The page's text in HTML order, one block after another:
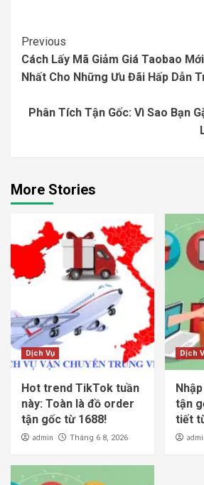
Continue
Reading
Previous
Cách Lấy Mã Giảm Giá Taobao
Nhất Cho Những Ưu Đãi Hấp Dẫn
Phân Tích Tận Gốc: Vì Sao Bạn
More Stories
Dịch Vụ
Hot trend TikTok tuần
này: Toàn là đồ order
tận gốc từ 1688!
admin Tháng 6 8, 2026
Dịch
tận
tiết